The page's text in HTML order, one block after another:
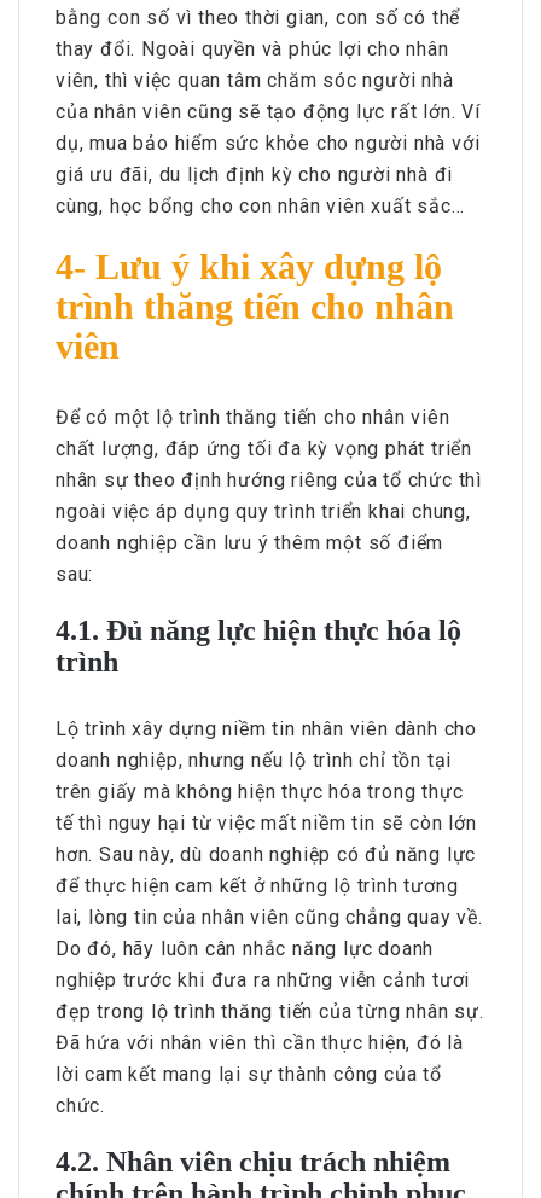
bằng con số vì theo thời gian, con số có thể
thay đổi. Ngoài quyền và phúc lợi cho nhân
viên, thì việc quan tâm chăm sóc người nhà
của nhân viên cũng sẽ tạo động lực rất lớn. Ví
dụ, mua bảo hiểm sức khỏe cho người nhà với
giá ưu đãi, du lịch định kỳ cho người nhà đi
cùng, học bổng cho con nhân viên xuất sắc...
4- Lưu ý khi xây dựng lộ
trình thăng tiến cho nhân
viên
Để có một lộ trình thăng tiến cho nhân viên
chất lượng, đáp ứng tối đa kỳ vọng phát triển
nhân sự theo định hướng riêng của tổ chức thì
ngoài việc áp dụng quy trình triển khai chung,
doanh nghiệp cần lưu ý thêm một số điểm
sau:
4.1. Đủ năng lực hiện thực hóa lộ
trình
Lộ trình xây dựng niềm tin nhân viên dành cho
doanh nghiệp, nhưng nếu lộ trình chỉ tồn tại
trên giấy mà không hiện thực hóa trong thực
tế thì nguy hại từ việc mất niềm tin sẽ còn lớn
hơn. Sau này, dù doanh nghiệp có đủ năng lực
để thực hiện cam kết ở những lộ trình tương
lai, lòng tin của nhân viên cũng chẳng quay về.
Do đó, hãy luôn cân nhắc năng lực doanh
nghiệp trước khi đưa ra những viễn cảnh tươi
đẹp trong lộ trình thăng tiến của từng nhân sự.
Đã hứa với nhân viên thì cần thực hiện, đó là
lời cam kết mang lại sự thành công của tổ
chức.
4.2. Nhân viên chịu trách nhiệm